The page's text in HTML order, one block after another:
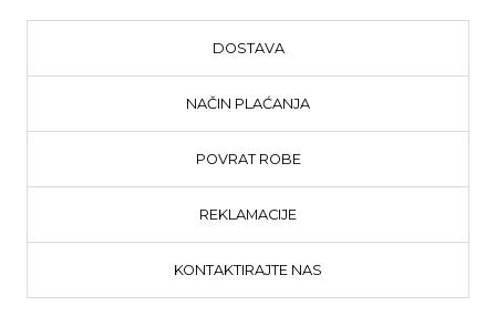
DOSTAVA
NAČIN PLAĆANJA
POVRAT ROBE
REKLAMACIJE
KONTAKTIRAJTE NAS